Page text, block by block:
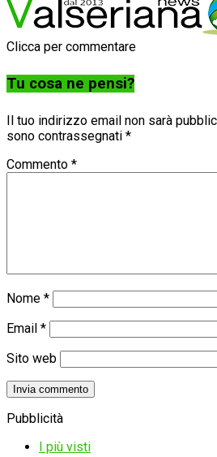
Clicca per commentare
Tu cosa ne pensi?
Il tuo indirizzo email non sarà
sono contrassegnati *
Commento *
Nome *
Email *
Sito web
Pubblicità
I più visti